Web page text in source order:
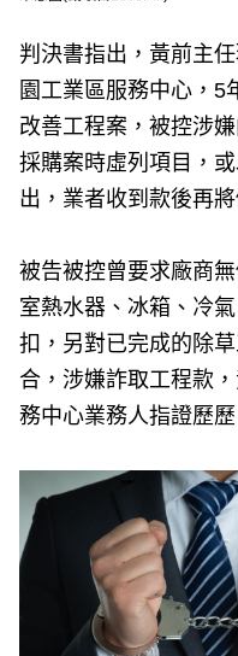
判決書指出，黃前主
園工業區服務中心，5
改善工程案，被控涉
採購案時虛列項目，
出，業者收到款後再
被告被控曾要求廠商
室熱水器、冰箱、冷
扣，另對已完成的除
合，涉嫌詐取工程款
務中心業務人指證歷歷